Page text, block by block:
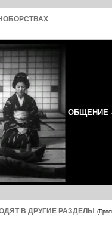
ОБЩЕНИЕ
В ДРУГИЕ РАЗДЕЛЫ